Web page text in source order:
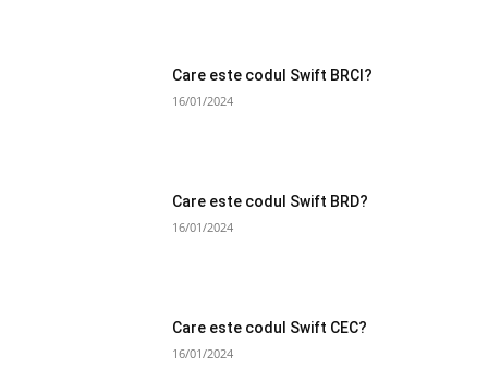
Care este codul Swift BRCI?
16/01/2024
Care este codul Swift BRD?
16/01/2024
Care este codul Swift CEC?
16/01/2024